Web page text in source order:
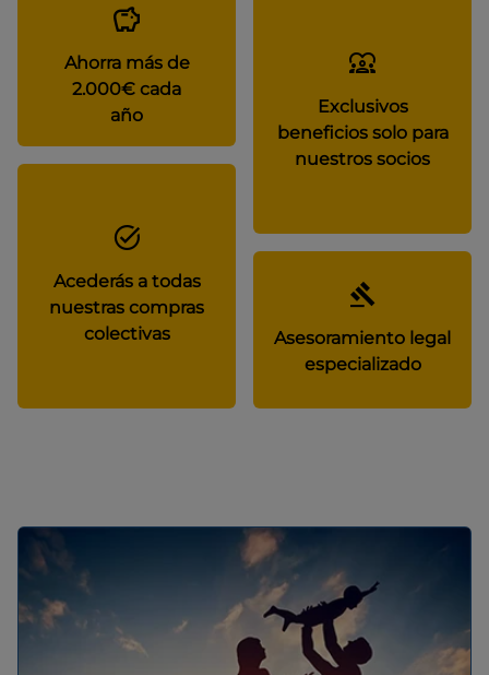
Ahorra más de
2.000€ cada
año
Exclusivos
beneficios solo para
nuestros socios
Acederás a todas
nuestras compras
colectivas
Asesoramiento legal
especializado